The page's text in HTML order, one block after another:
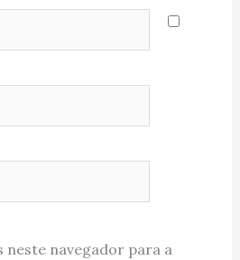
neste navegador para a